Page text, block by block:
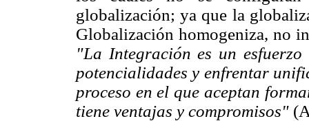
globalización; ya que la
Globalización homogeniza, no
"La Integración es un
potencialidades y enfrentar
proceso en el que aceptan
tiene ventajas y compromisos"